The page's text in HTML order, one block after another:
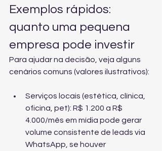
Exemplos rápidos:
quanto uma pequena
empresa pode investir
Para ajudar na decisão, veja alguns
cenários comuns (valores ilustrativos):
Serviços locais (estética, clínica,
oficina, pet): R$ 1.200 a R$
4.000/mês em mídia pode gerar
volume consistente de leads via
WhatsApp, se houver